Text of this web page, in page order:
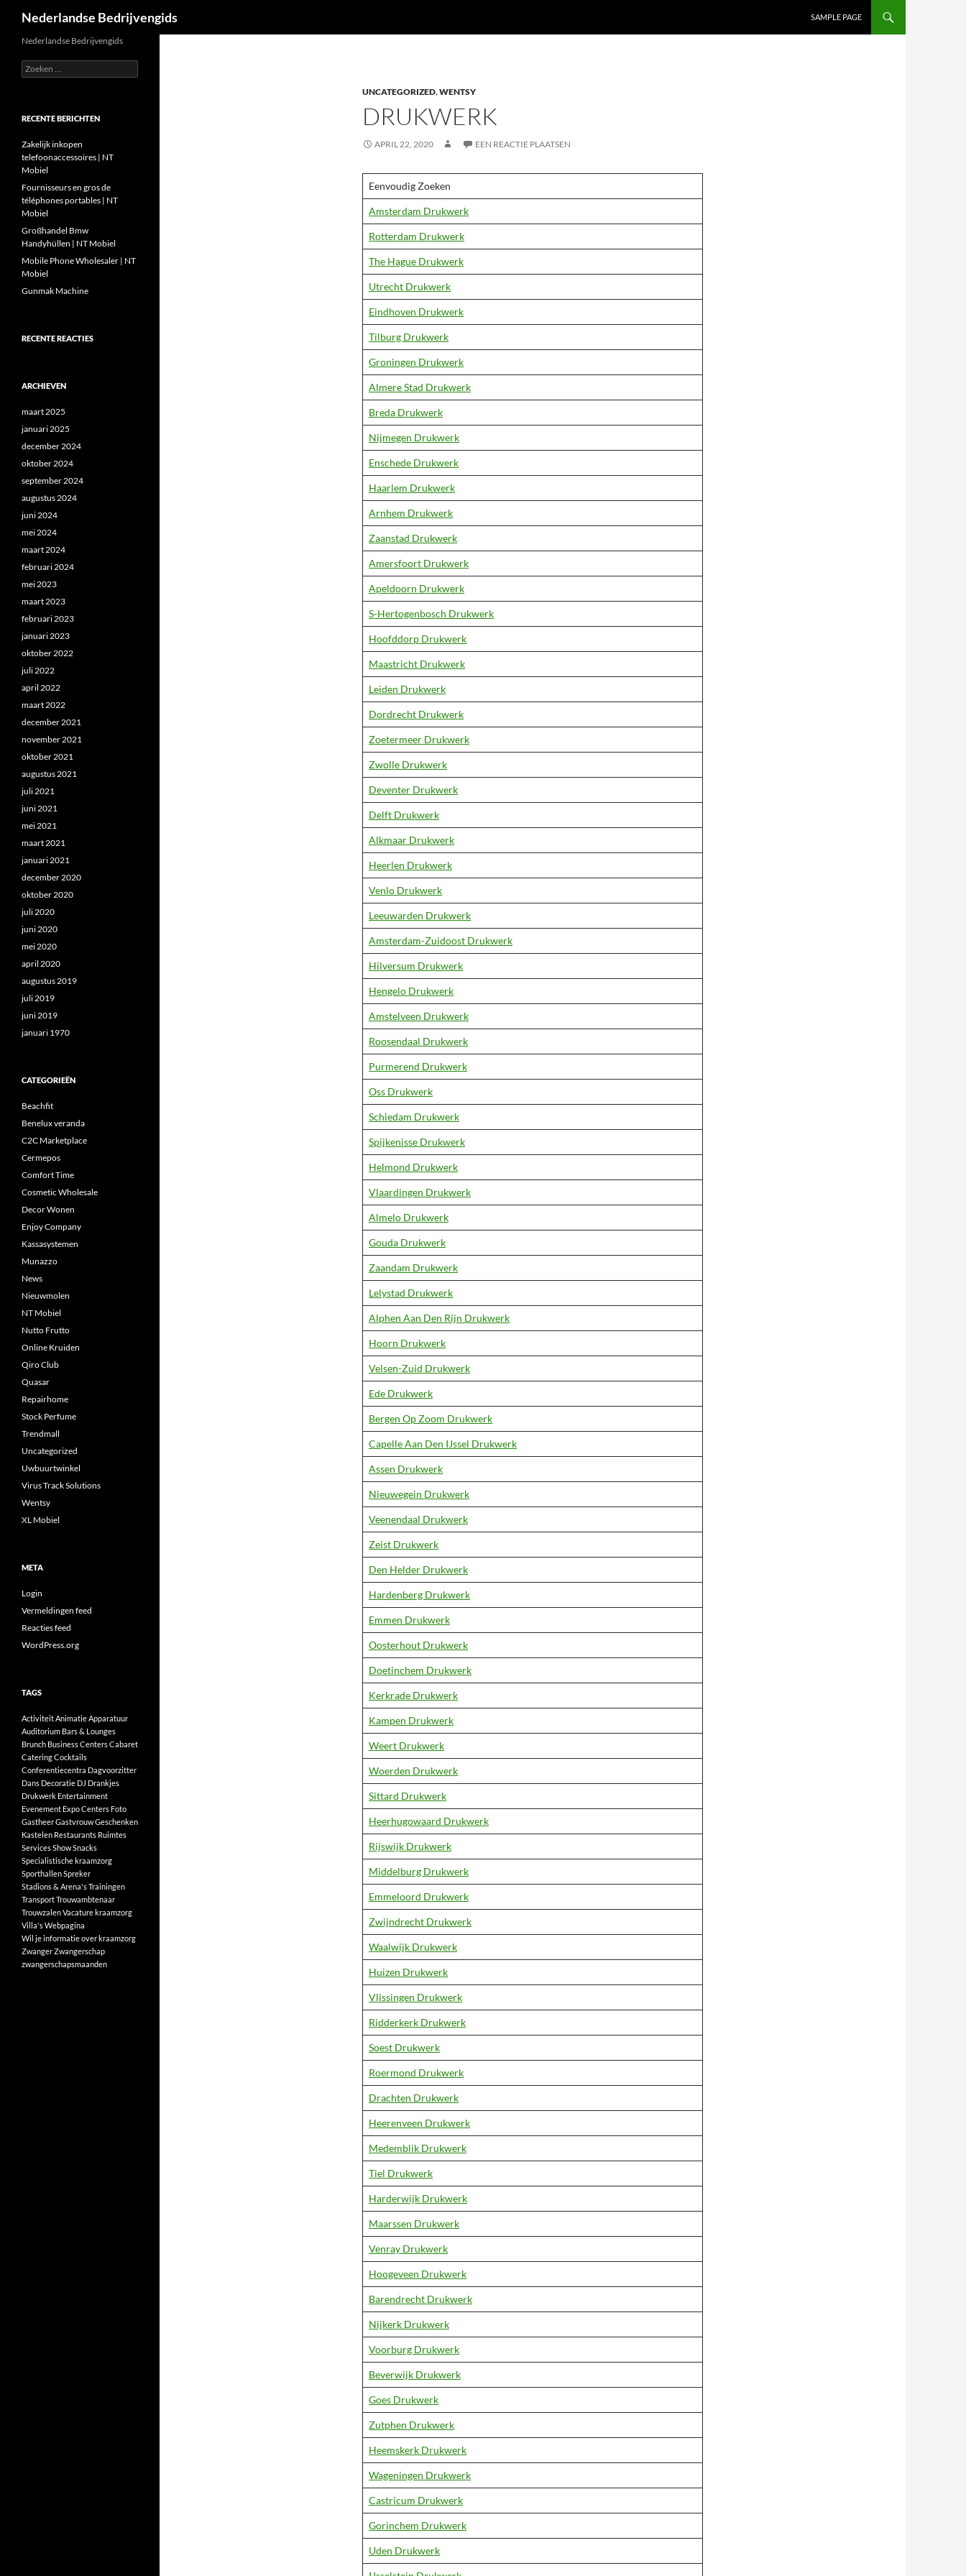
Nederlandse Bedrijvengids SAMPLE PAGE
UNCATEGORIZED,WENTSY
DRUKWERK
APRIL 22, 2020 EEN REACTIE PLAATSEN
Eenvoudig Zoeken
Amsterdam Drukwerk
Rotterdam Drukwerk
The Hague Drukwerk
Utrecht Drukwerk
Eindhoven Drukwerk
Tilburg Drukwerk
Groningen Drukwerk
Almere Stad Drukwerk
Breda Drukwerk
Nijmegen Drukwerk
Enschede Drukwerk
Haarlem Drukwerk
Arnhem Drukwerk
Zaanstad Drukwerk
Amersfoort Drukwerk
Apeldoorn Drukwerk
S-Hertogenbosch Drukwerk
Hoofddorp Drukwerk
Maastricht Drukwerk
Leiden Drukwerk
Dordrecht Drukwerk
Zoetermeer Drukwerk
Zwolle Drukwerk
Deventer Drukwerk
Delft Drukwerk
Alkmaar Drukwerk
Heerlen Drukwerk
Venlo Drukwerk
Leeuwarden Drukwerk
Amsterdam-Zuidoost Drukwerk
Hilversum Drukwerk
Hengelo Drukwerk
Amstelveen Drukwerk
Roosendaal Drukwerk
Purmerend Drukwerk
Oss Drukwerk
Schiedam Drukwerk
Spijkenisse Drukwerk
Helmond Drukwerk
Vlaardingen Drukwerk
Almelo Drukwerk
Gouda Drukwerk
Zaandam Drukwerk
Lelystad Drukwerk
Alphen Aan Den Rijn Drukwerk
Hoorn Drukwerk
Velsen-Zuid Drukwerk
Ede Drukwerk
Bergen Op Zoom Drukwerk
Capelle Aan Den IJssel Drukwerk
Assen Drukwerk
Nieuwegein Drukwerk
Veenendaal Drukwerk
Zeist Drukwerk
Den Helder Drukwerk
Hardenberg Drukwerk
Emmen Drukwerk
Oosterhout Drukwerk
Doetinchem Drukwerk
Kerkrade Drukwerk
Kampen Drukwerk
Weert Drukwerk
Woerden Drukwerk
Sittard Drukwerk
Heerhugowaard Drukwerk
Rijswijk Drukwerk
Middelburg Drukwerk
Emmeloord Drukwerk
Zwijndrecht Drukwerk
Waalwijk Drukwerk
Huizen Drukwerk
Vlissingen Drukwerk
Ridderkerk Drukwerk
Soest Drukwerk
Roermond Drukwerk
Drachten Drukwerk
Heerenveen Drukwerk
Medemblik Drukwerk
Tiel Drukwerk
Harderwijk Drukwerk
Maarssen Drukwerk
Venray Drukwerk
Hoogeveen Drukwerk
Barendrecht Drukwerk
Nijkerk Drukwerk
Voorburg Drukwerk
Beverwijk Drukwerk
Goes Drukwerk
Zutphen Drukwerk
Heemskerk Drukwerk
Wageningen Drukwerk
Castricum Drukwerk
Gorinchem Drukwerk
Uden Drukwerk
Nederlandse Bedrijvengids
Zoeken
naar:
RECENTE BERICHTEN
Zakelijk inkopen
telefoonaccessoires | NT
Mobiel
Fournisseurs en gros de
téléphones portables | NT
Mobiel
Großhandel Bmw
Handyhüllen | NT Mobiel
Mobile Phone Wholesaler | NT
Mobiel
Gunmak Machine
RECENTE REACTIES
ARCHIEVEN
maart 2025
januari 2025
december 2024
oktober 2024
september 2024
augustus 2024
juni 2024
mei 2024
maart 2024
februari 2024
mei 2023
maart 2023
februari 2023
januari 2023
oktober 2022
juli 2022
april 2022
maart 2022
december 2021
november 2021
oktober 2021
augustus 2021
juli 2021
juni 2021
mei 2021
maart 2021
januari 2021
december 2020
oktober 2020
juli 2020
juni 2020
mei 2020
april 2020
augustus 2019
juli 2019
juni 2019
januari 1970
CATEGORIEËN
Beachfit
Benelux veranda
C2C Marketplace
Cermepos
Comfort Time
Cosmetic Wholesale
Decor Wonen
Enjoy Company
Kassasystemen
Munazzo
News
Nieuwmolen
NT Mobiel
Nutto Frutto
Online Kruiden
Qiro Club
Quasar
Repairhome
Stock Perfume
Trendmall
Uncategorized
Uwbuurtwinkel
Virus Track Solutions
Wentsy
XL Mobiel
META
Login
Vermeldingen feed
Reacties feed
WordPress.org
TAGS
ActiviteitAnimatieApparatuur
Auditorium Bars & Lounges
Brunch Business CentersCabaret
CateringCocktails
Conferentiecentra Dagvoorzitter
Dans Decoratie DJ Drankjes
Drukwerk Entertainment
Evenement Expo Centers Foto
GastheerGastvrouwGeschenken
Kastelen Restaurants Ruimtes
ServicesShowSnacks
Specialistische kraamzorg
SporthallenSpreker
Stadions & Arena'sTrainingen
TransportTrouwambtenaar
TrouwzalenVacature kraamzorg
Villa'sWebpagina
Wil je informatie over kraamzorg
ZwangerZwangerschap
zwangerschapsmaanden